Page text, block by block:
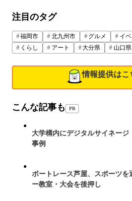
注目のタグ
福岡市 北九州市 グルメ イ
くらし
アート 大分県 山口県
情報提供はこ
こんな記事も PR
大学構内にデジタルサイネー
事例
ボートレース芦屋、スポーツ
ー教室・大会を後押し